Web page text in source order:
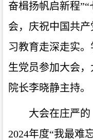
奋楫扬帆启新程
会，庆祝中国共
习教育走深走实
生党员参加大会
院长李晓静主持。
大会在庄严的
2024年度“我最难